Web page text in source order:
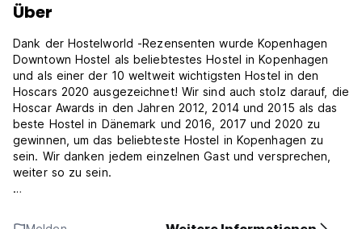
Über
Dank der Hostelworld -Rezensenten wurde Kopenhagen
Downtown Hostel als beliebtestes Hostel in Kopenhagen
und als einer der 10 weltweit wichtigsten Hostel in den
Hoscars 2020 ausgezeichnet! Wir sind auch stolz darauf, die
Hoscar Awards in den Jahren 2012, 2014 und 2015 als das
beste Hostel in Dänemark und 2016, 2017 und 2020 zu
gewinnen, um das beliebteste Hostel in Kopenhagen zu
sein. Wir danken jedem einzelnen Gast und versprechen,
weiter so zu sein.
Empfang, eine geräumige Party-Lounge und eine Bar, die